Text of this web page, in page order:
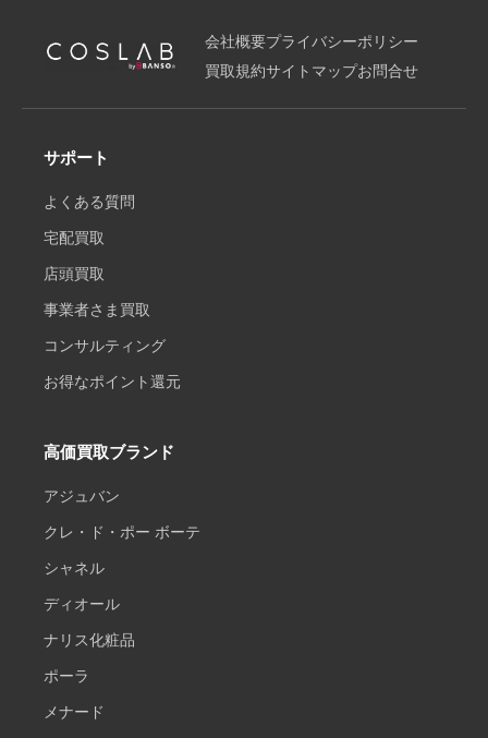
会社概要プライバシーポリシー
買取規約サイトマップお問合せ
サポート
よくある質問
宅配買取
店頭買取
事業者さま買取
コンサルティング
お得なポイント還元
高価買取ブランド
アジュバン
クレ・ド・ポー ボーテ
シャネル
ディオール
ナリス化粧品
ポーラ
メナード